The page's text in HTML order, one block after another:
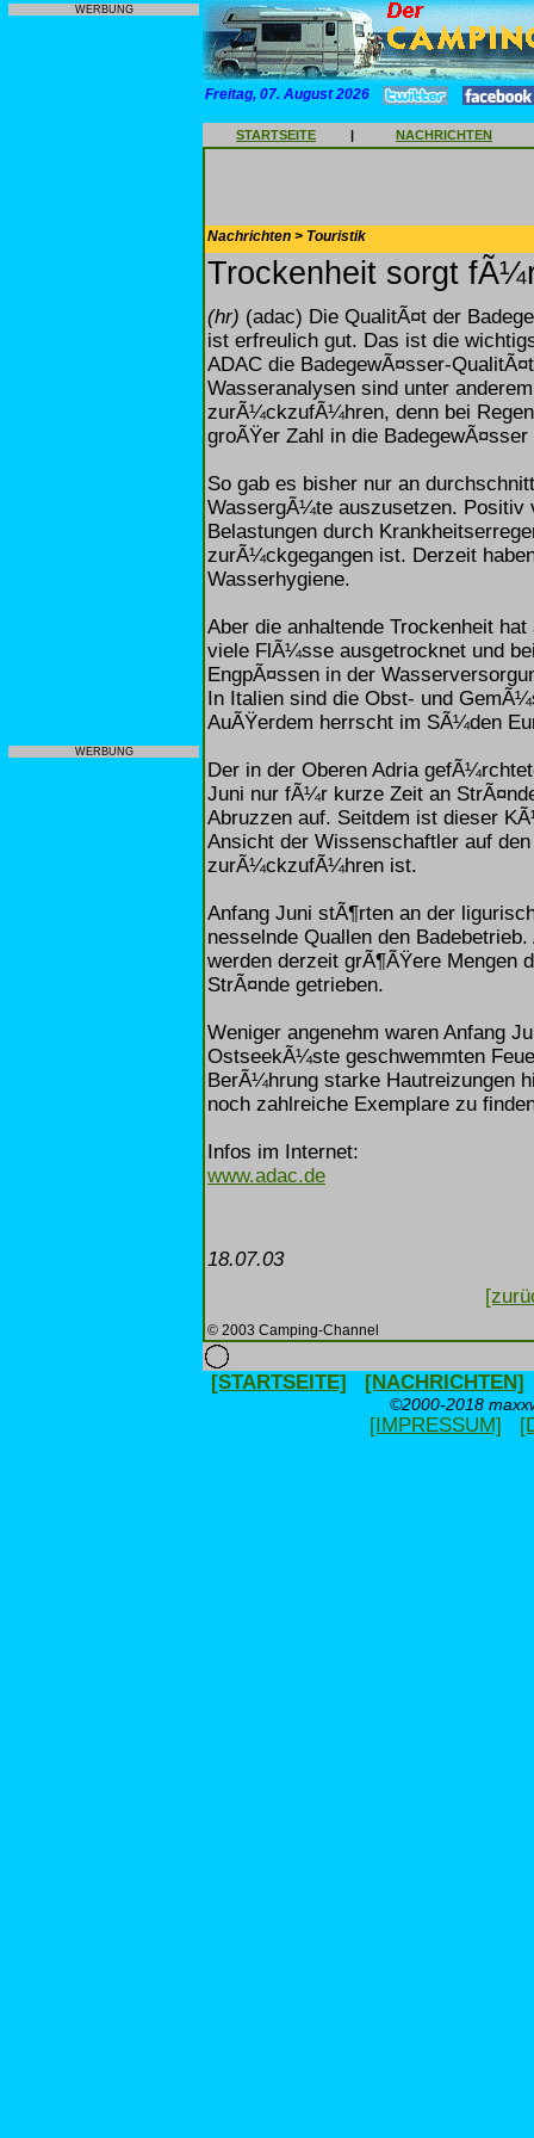
WERBUNG
WERBUNG
Freitag, 07. August 2026
STARTSEITE | NACHRICHTEN
Nachrichten > Touristik
Trockenheit sorgt
(hr) (adac) Die QualitÃ¤t der
ist erfreulich gut. Das ist die
ADAC die BadegewÃ¤sser-
Wasseranalysen sind unter
zurÃ¼ckzufÃ¼hren, denn bei
groÃŸer Zahl in die
So gab es bisher nur an
WassergÃ¼te auszusetzen. Positiv
Belastungen durch
zurÃ¼ckgegangen ist. Derzeit
Wasserhygiene.
Aber die anhaltende Trockenheit
viele FlÃ¼sse ausgetrocknet und
EngpÃ¤ssen in der
In Italien sind die Obst- und
AuÃŸerdem herrscht im SÃ¼den
Der in der Oberen Adria
Juni nur fÃ¼r kurze Zeit an
Abruzzen auf. Seitdem ist dieser
Ansicht der Wissenschaftler auf
zurÃ¼ckzufÃ¼hren ist.
Anfang Juni stÃ¶rten an der
nesselnde Quallen den
werden derzeit grÃ¶ÃŸere Mengen
StrÃ¤nde getrieben.
Weniger angenehm waren Anfang
OstseekÃ¼ste geschwemmten
BerÃ¼hrung starke Hautreizungen
noch zahlreiche Exemplare zu
Infos im Internet:
www.adac.de
18.07.03
© 2003 Camping-Channel
[STARTSEITE] [NACHRICHTEN]
©2000-2018
[IMPRESSUM]